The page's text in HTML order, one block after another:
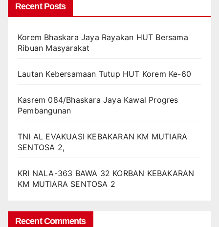
Recent Posts
Korem Bhaskara Jaya Rayakan HUT Bersama
Ribuan Masyarakat
Lautan Kebersamaan Tutup HUT Korem Ke-60
Kasrem 084/Bhaskara Jaya Kawal Progres
Pembangunan
TNI AL EVAKUASI KEBAKARAN KM MUTIARA
SENTOSA 2,
KRI NALA-363 BAWA 32 KORBAN KEBAKARAN
KM MUTIARA SENTOSA 2
Recent Comments